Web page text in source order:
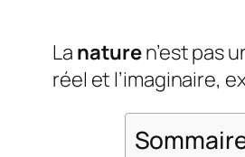
La naturen’est pas
réel et l’imaginaire,